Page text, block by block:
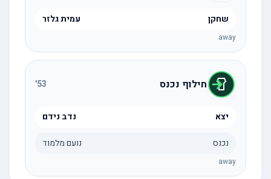
שחקן עמית גלזר
away
חילוף נכנס 53
'
יצא נדב נידם
נכנס נועם מלמוד
away